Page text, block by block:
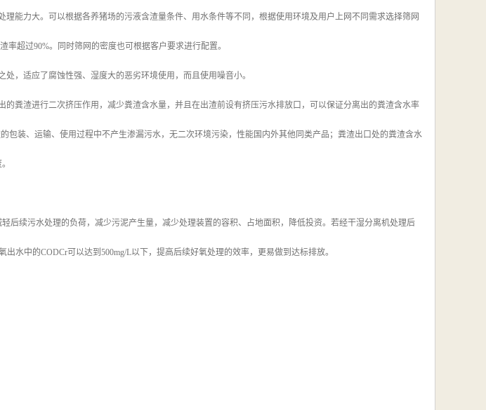
能力大。可以根据各养猪场的污液含渣量条件、用水条件等不同，根据使用环境及用户上网不同需求选择筛网
率超过90%。同时筛网的密度也可根据客户要求进行配置。
，适应了腐蚀性强、湿度大的恶劣环境使用，而且使用噪音小。
粪渣进行二次挤压作用，减少粪渣含水量，并且在出渣前设有挤压污水排放口，可以保证分离出的粪渣含水率
包装、运输、使用过程中不产生渗漏污水，无二次环境污染，性能国内外其他同类产品；粪渣出口处的粪渣含水
后续污水处理的负荷，减少污泥产生量，减少处理装置的容积、占地面积，降低投资。若经干湿分离机处理后
水中的CODCr可以达到500mg/L以下，提高后续好氧处理的效率，更易做到达标排放。